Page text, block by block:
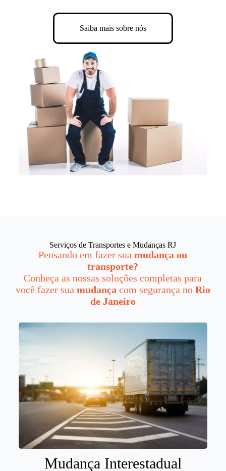
Saiba mais sobre nós
Serviços de Transportes e Mudanças RJ
Pensando em fazer suamudança ou
transporte?
Conheça as nossas soluções completas para
você fazer sua mudança com segurança no Rio
de Janeiro
Mudança Interestadual